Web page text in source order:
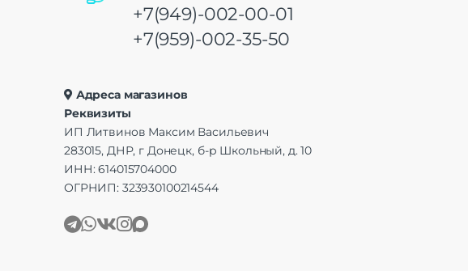
+7(949)-002-00-01
+7(959)-002-35-50
Адреса магазинов
Реквизиты
ИП Литвинов Максим Васильевич
283015, ДНР, г Донецк, б-р Школьный, д. 10
ИНН: 614015704000
ОГРНИП: 323930100214544